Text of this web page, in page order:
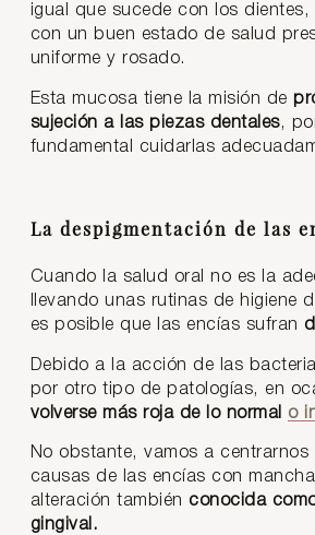
igual que sucede con los dientes,
con un buen estado de salud
uniforme y rosado.
Esta mucosa tiene la misión de
sujeción a las piezas dentales,
fundamental cuidarlas
La despigmentación de las
Cuando la salud oral no es la
llevando unas rutinas de higiene
es posible que las encías sufran
Debido a la acción de las
por otro tipo de patologías, en
volverse más roja de lo normal o
No obstante, vamos a centrarnos
causas de las encías con
alteración también conocida
gingival.